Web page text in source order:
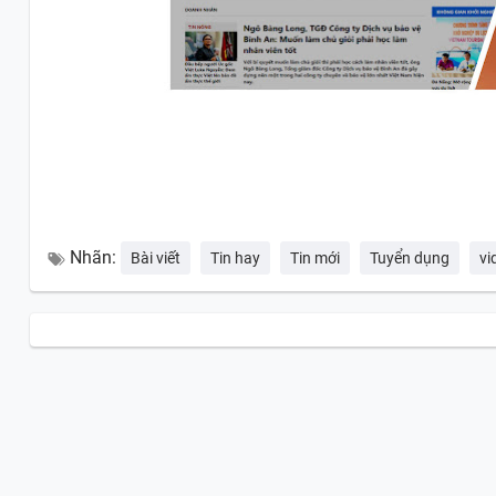
Nhãn: Bài viết Tin hay Tin mới Tuyển dụng